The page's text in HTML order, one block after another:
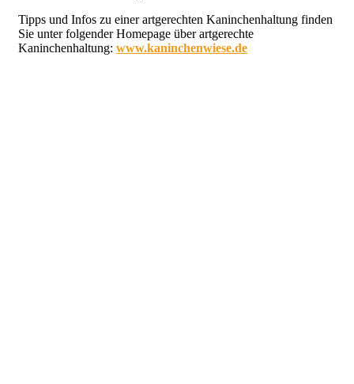
Tipps und Infos zu einer artgerechten Kaninchenhaltung finden
Sie unter folgender Homepage über artgerechte
Kaninchenhaltung: www.kaninchenwiese.de